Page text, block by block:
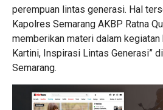
perempuan lintas generasi. Hal
Kapolres Semarang AKBP Ratna
memberikan materi dalam kegiatan
Kartini, Inspirasi Lintas Generasi”
Semarang.